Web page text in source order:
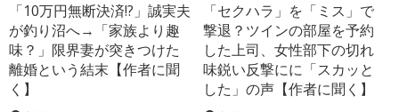
「10万円無断決済!?」誠実夫
が釣り沼へ→「家族より趣
味？」限界妻が突きつけた
離婚という結末【作者に聞
く】
「セクハラ」を「ミス」で
撃退？ツインの部屋を予約
した上司、女性部下の切れ
味鋭い反撃にに「スカッと
した」の声【作者に聞く】